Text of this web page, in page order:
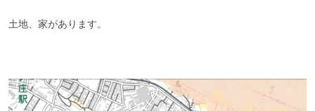
土地、家があります。